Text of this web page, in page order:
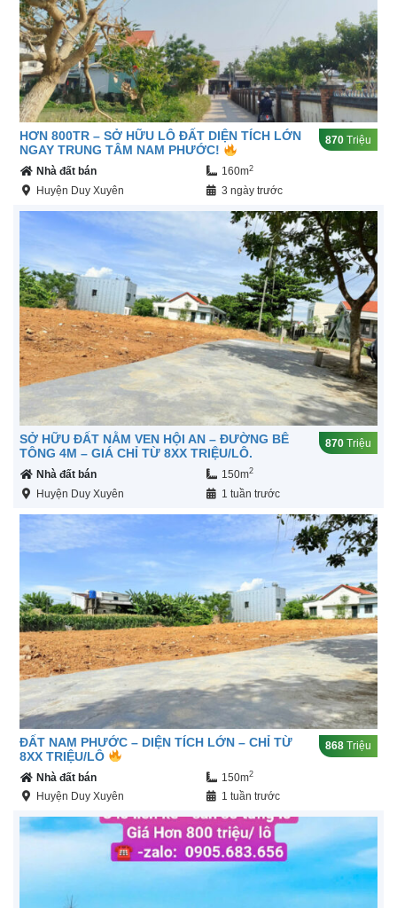
HƠN 800TR – SỞ HỮU LÔ ĐẤT DIỆN TÍCH LỚN
NGAY TRUNG TÂM NAM PHƯỚC!
870 Triệu
Nhà đất bán 160m2
Huyện Duy Xuyên 3 ngày trước
SỞ HỮU ĐẤT NẰM VEN HỘI AN – ĐƯỜNG BÊ
TÔNG 4M – GIÁ CHỈ TỪ 8XX TRIỆU/LÔ.
870 Triệu
Nhà đất bán 150m2
Huyện Duy Xuyên 1 tuần trước
ĐẤT NAM PHƯỚC – DIỆN TÍCH LỚN – CHỈ TỪ
8XX TRIỆU/LÔ
868 Triệu
Nhà đất bán 150m2
Huyện Duy Xuyên 1 tuần trước